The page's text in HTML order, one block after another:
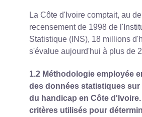
La Côte d'Ivoire comptait, au
recensement de 1998 de
Statistique (INS), 18 millions
s'évalue aujourd'hui à plus de
1.2 Méthodologie employée
des données statistiques sur
du handicap en Côte
critères utilisés pour